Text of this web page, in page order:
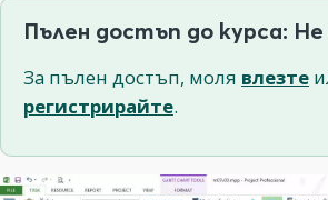
Пълен достъп до курса: Не
За пълен достъп, моля влезте
регистрирайте.